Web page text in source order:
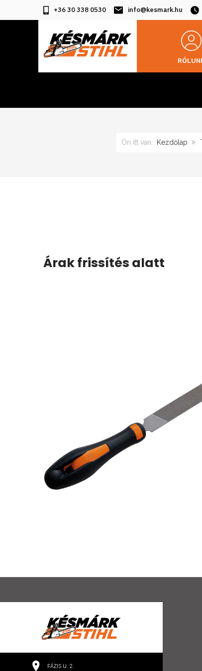
+36 30 338 0530 info@kesmark.hu
Ön itt van: Kezdőlap
Árak frissítés alatt
FÁZIS U. 2.